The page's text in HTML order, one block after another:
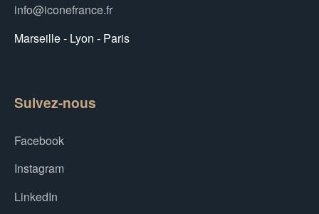
info@iconefrance.fr
Marseille - Lyon - Paris
Suivez-nous
Facebook
Instagram
LinkedIn